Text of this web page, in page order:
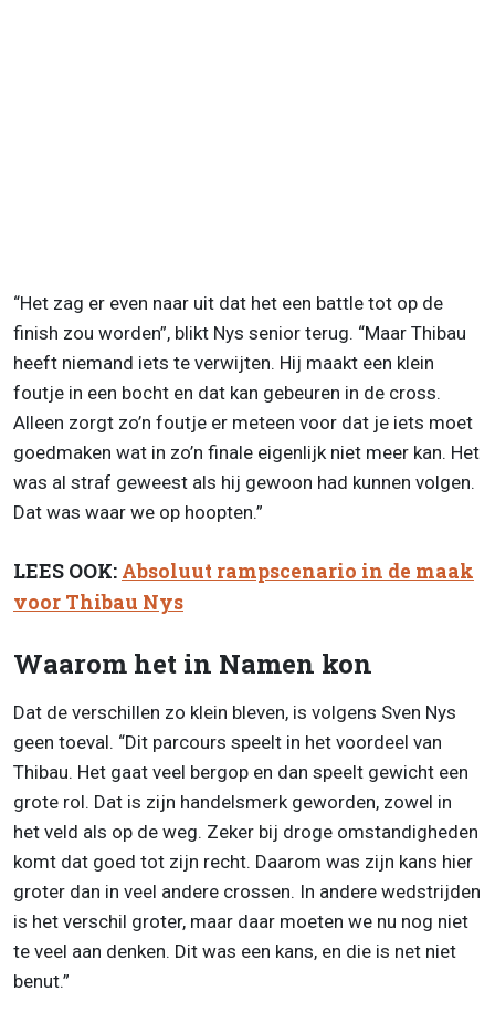
“Het zag er even naar uit dat het een battle tot op de
finish zou worden”, blikt Nys senior terug. “Maar Thibau
heeft niemand iets te verwijten. Hij maakt een klein
foutje in een bocht en dat kan gebeuren in de cross.
Alleen zorgt zo’n foutje er meteen voor dat je iets moet
goedmaken wat in zo’n finale eigenlijk niet meer kan. Het
was al straf geweest als hij gewoon had kunnen volgen.
Dat was waar we op hoopten.”
LEES OOK: Absoluut rampscenario in de maak
voor Thibau Nys
Waarom het in Namen kon
Dat de verschillen zo klein bleven, is volgens Sven Nys
geen toeval. “Dit parcours speelt in het voordeel van
Thibau. Het gaat veel bergop en dan speelt gewicht een
grote rol. Dat is zijn handelsmerk geworden, zowel in
het veld als op de weg. Zeker bij droge omstandigheden
komt dat goed tot zijn recht. Daarom was zijn kans hier
groter dan in veel andere crossen. In andere wedstrijden
is het verschil groter, maar daar moeten we nu nog niet
te veel aan denken. Dit was een kans, en die is net niet
benut.”